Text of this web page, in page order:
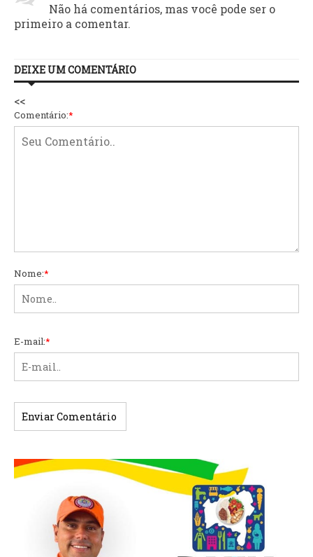
Não há comentários, mas você pode ser o
primeiro a comentar.
DEIXE UM COMENTÁRIO
<<
Comentário:*
Nome:*
E-mail:*